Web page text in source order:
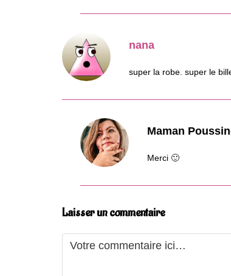
nana
super la robe. super le
Maman
Merci 🙂
Laisser un commentaire
Comment